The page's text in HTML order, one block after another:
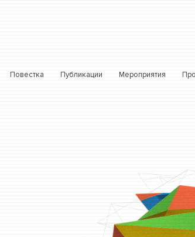
Повестка Публикации Мероприятия